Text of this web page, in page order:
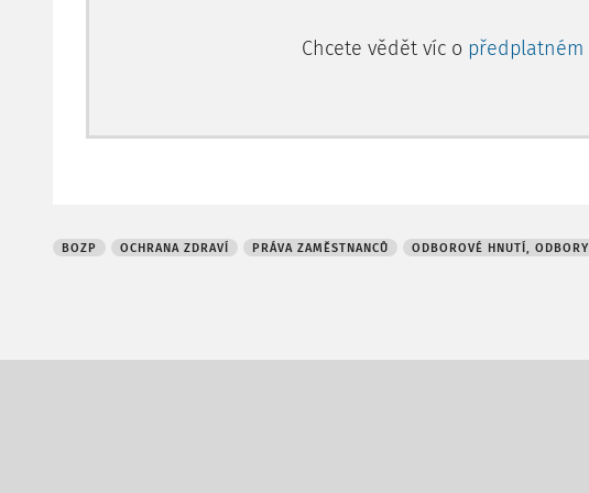
Chcete vědět víc o předplatném
BOZP OCHRANA ZDRAVÍ PRÁVA ZAMĚSTNANCŮ ODBOROVÉ HNUTÍ, ODBORY